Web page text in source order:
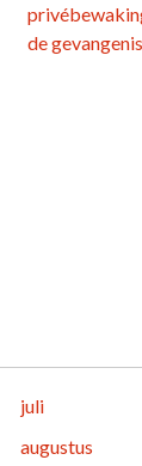
de
juli
augustus